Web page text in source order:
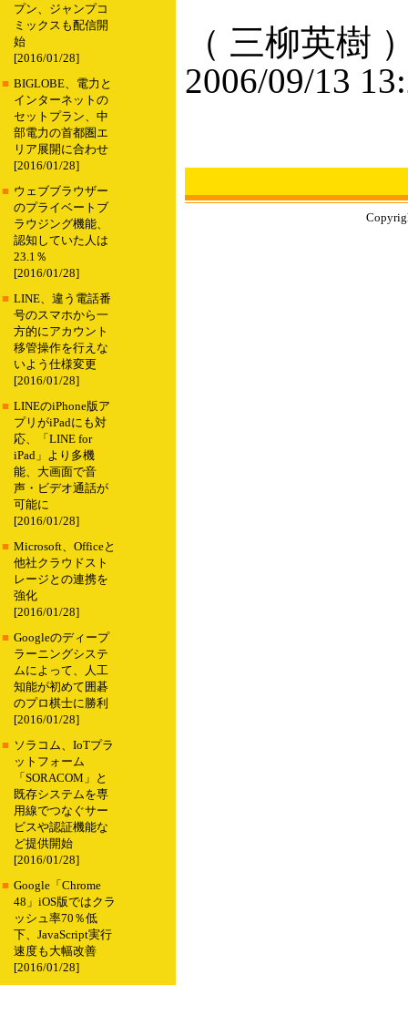
プン、ジャンプコ
ミックスも配信開
始
[2016/01/28]
■ BIGLOBE、電力と
インターネットの
セットプラン、中
部電力の首都圏エ
リア展開に合わせ
[2016/01/28]
■ ウェブブラウザー
のプライベートブ
ラウジング機能、
認知していた人は
23.1％
[2016/01/28]
■ LINE、違う電話番
号のスマホから一
方的にアカウント
移管操作を行えな
いよう仕様変更
[2016/01/28]
■ LINEのiPhone版ア
プリがiPadにも対
応、「LINE for
iPad」より多機
能、大画面で音
声・ビデオ通話が
可能に
[2016/01/28]
■ Microsoft、Officeと
他社クラウドスト
レージとの連携を
強化
[2016/01/28]
■ Googleのディープ
ラーニングシステ
ムによって、人工
知能が初めて囲碁
のプロ棋士に勝利
[2016/01/28]
■ ソラコム、IoTプラ
ットフォーム
「SORACOM」と
既存システムを専
用線でつなぐサー
ビスや認証機能な
ど提供開始
[2016/01/28]
■ Google「Chrome
48」iOS版ではクラ
ッシュ率70％低
下、JavaScript実行
速度も大幅改善
[2016/01/28]
（ 三柳英樹
2006/09/13